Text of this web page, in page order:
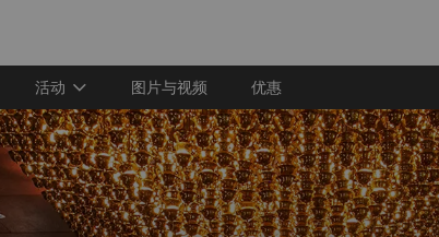
活动 图片与视频 优惠